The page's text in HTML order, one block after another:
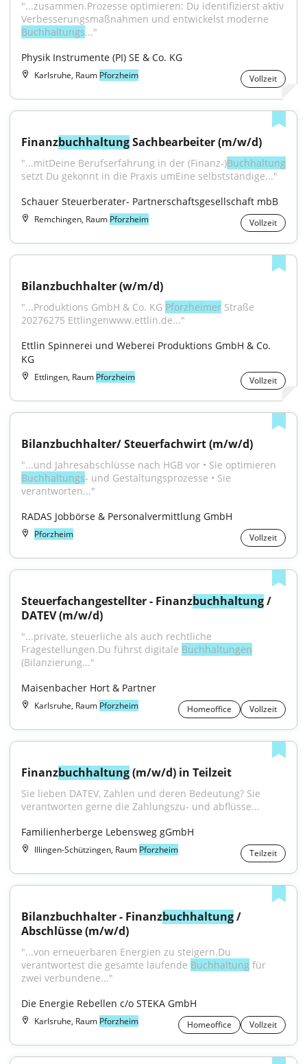
"...zusammen.Prozesse optimieren: Du identifizierst aktiv
Buchhaltungs..."
Physik Instrumente (PI) SE & Co. KG
Karlsruhe, Raum Pforzheim Vollzeit
Finanzbuchhaltung Sachbearbeiter (m/w/d)
"...mitDeine Berufserfahrung in der (Finanz-)Buchhaltung
setzt Du gekonnt in die Praxis umEine selbstständige..."
Schauer Steuerberater- Partnerschaftsgesellschaft mbB
Remchingen, Raum Pforzheim Vollzeit
Bilanzbuchhalter (w/m/d)
"...Produktions GmbH & Co. KG Pforzheimer Straße
20276275 Ettlingenwww.ettlin.de..."
Ettlin Spinnerei und Weberei Produktions GmbH & Co.
KG
Ettlingen, Raum Pforzheim Vollzeit
Bilanz­buch­halter/ Steuer­fach­wirt (m/w/d)
Buchhaltungs- und Gestaltungsprozesse • Sie
verantworten..."
RADAS Jobbörse & Personalvermittlung GmbH
Pforzheim Vollzeit
Steuerfachangestellter - Finanzbuchhaltung /
DATEV (m/w/d)
"...private, steuerliche als auch rechtliche
Fragestellungen.Du führst digitale Buchhaltungen
(Bilanzierung..."
Maisenbacher Hort & Partner
Karlsruhe, Raum Pforzheim Homeoffice Vollzeit
Finanzbuchhaltung (m/w/d) in Teilzeit
Sie lieben DATEV, Zahlen und deren Bedeutung? Sie
verantworten gerne die Zahlungszu- und abflüsse...
Familienherberge Lebensweg gGmbH
Illingen-Schützingen, Raum Pforzheim Teilzeit
Bilanzbuchhalter - Finanzbuchhaltung /
Abschlüsse (m/w/d)
"...von erneuerbaren Energien zu steigern.Du
verantwortest die gesamte laufende Buchhaltung für
zwei verbundene..."
Die Energie Rebellen c/o STEKA GmbH
Karlsruhe, Raum Pforzheim Homeoffice Vollzeit